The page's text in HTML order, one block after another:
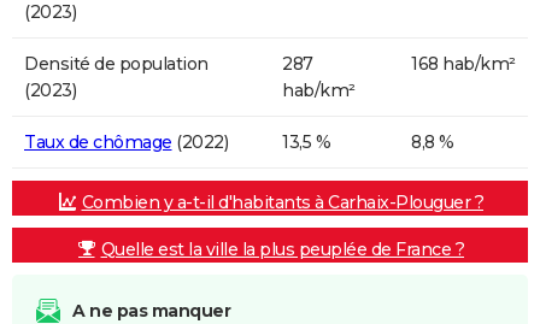
(2023)
Densité de population
(2023)
287
hab/km²
168 hab/km²
Taux de chômage (2022) 13,5 % 8,8 %
Combien y a-t-il d'habitants à Carhaix-Plouguer ?
Quelle est la ville la plus peuplée de France ?
A ne pas manquer